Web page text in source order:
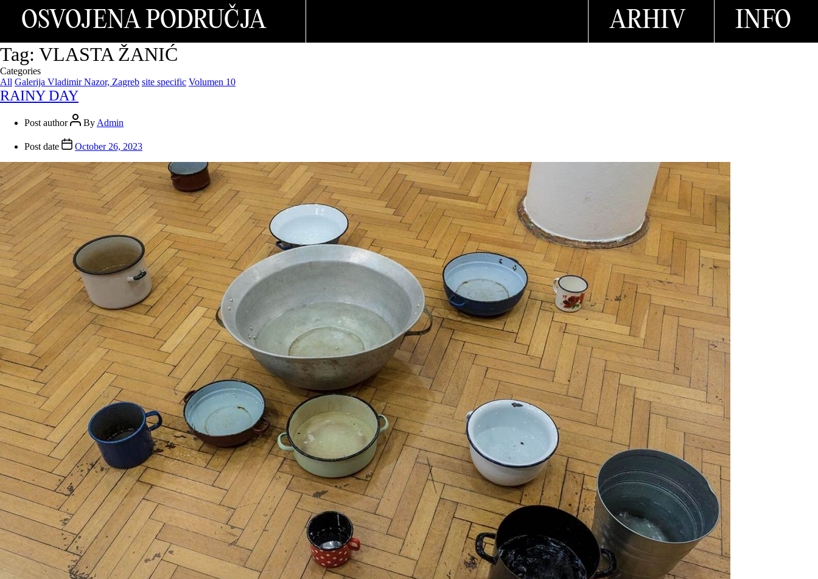
OSVOJENA PODRUČJA ARHIV INFO
Tag: VLASTA ŽANIĆ
Categories
All Galerija Vladimir Nazor, Zagreb site specific Volumen 10
RAINY DAY
Post author By Admin
Post date October 26, 2023